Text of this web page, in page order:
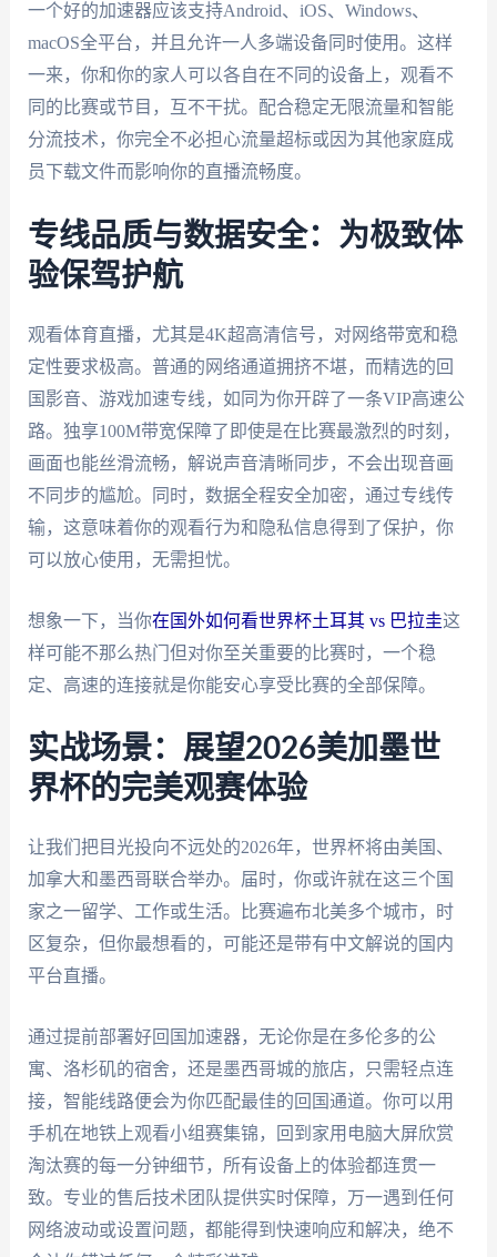
一个好的加速器应该支持Android、iOS、Windows、
macOS全平台，并且允许一人多端设备同时使用。这样
一来，你和你的家人可以各自在不同的设备上，观看不
同的比赛或节目，互不干扰。配合稳定无限流量和智能
分流技术，你完全不必担心流量超标或因为其他家庭成
员下载文件而影响你的直播流畅度。
专线品质与数据安全：为极致体
验保驾护航
观看体育直播，尤其是4K超高清信号，对网络带宽和稳
定性要求极高。普通的网络通道拥挤不堪，而精选的回
国影音、游戏加速专线，如同为你开辟了一条VIP高速公
路。独享100M带宽保障了即使是在比赛最激烈的时刻，
画面也能丝滑流畅，解说声音清晰同步，不会出现音画
不同步的尴尬。同时，数据全程安全加密，通过专线传
输，这意味着你的观看行为和隐私信息得到了保护，你
可以放心使用，无需担忧。
想象一下，当你在国外如何看世界杯土耳其 vs 巴拉圭这
样可能不那么热门但对你至关重要的比赛时，一个稳
定、高速的连接就是你能安心享受比赛的全部保障。
实战场景：展望2026美加墨世
界杯的完美观赛体验
让我们把目光投向不远处的2026年，世界杯将由美国、
加拿大和墨西哥联合举办。届时，你或许就在这三个国
家之一留学、工作或生活。比赛遍布北美多个城市，时
区复杂，但你最想看的，可能还是带有中文解说的国内
平台直播。
通过提前部署好回国加速器，无论你是在多伦多的公
寓、洛杉矶的宿舍，还是墨西哥城的旅店，只需轻点连
接，智能线路便会为你匹配最佳的回国通道。你可以用
手机在地铁上观看小组赛集锦，回到家用电脑大屏欣赏
淘汰赛的每一分钟细节，所有设备上的体验都连贯一
致。专业的售后技术团队提供实时保障，万一遇到任何
网络波动或设置问题，都能得到快速响应和解决，绝不